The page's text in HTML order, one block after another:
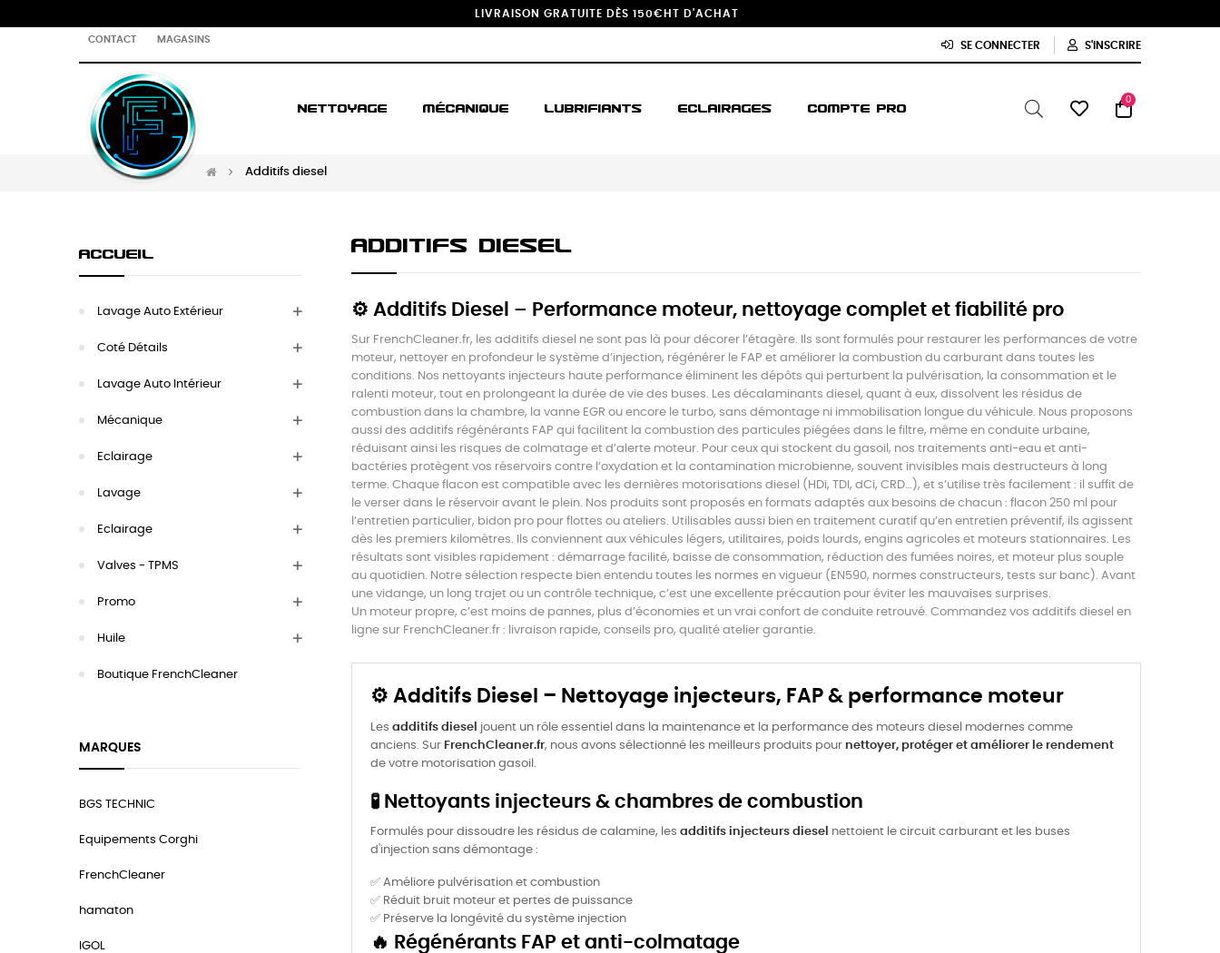
LIVRAISON GRATUITE DÈS 150€HT D'ACHAT
CONTACT MAGASINS
SE CONNECTER S'INSCRIRE
NETTOYAGE MÉCANIQUE LUBRIFIANTS ECLAIRAGES COMPTE PRO
0
Additifs diesel
ACCUEIL
Lavage Auto Extérieur
Coté Détails
Lavage Auto Intérieur
Mécanique
Eclairage
Lavage
Eclairage
Valves - TPMS
Promo
Huile
Boutique FrenchCleaner
MARQUES
BGS TECHNIC
Equipements Corghi
FrenchCleaner
hamaton
IGOL
ADDITIFS DIESEL
⚙️ Additifs Diesel – Performance moteur, nettoyage complet et fiabilité pro
Sur FrenchCleaner.fr, les additifs diesel ne sont pas là pour décorer l’étagère. Ils sont formulés pour restaurer les performances de votre
moteur, nettoyer en profondeur le système d’injection, régénérer le FAP et améliorer la combustion du carburant dans toutes les
conditions. Nos nettoyants injecteurs haute performance éliminent les dépôts qui perturbent la pulvérisation, la consommation et le
ralenti moteur, tout en prolongeant la durée de vie des buses. Les décalaminants diesel, quant à eux, dissolvent les résidus de
combustion dans la chambre, la vanne EGR ou encore le turbo, sans démontage ni immobilisation longue du véhicule. Nous proposons
aussi des additifs régénérants FAP qui facilitent la combustion des particules piégées dans le filtre, même en conduite urbaine,
réduisant ainsi les risques de colmatage et d’alerte moteur. Pour ceux qui stockent du gasoil, nos traitements anti-eau et anti-
bactéries protègent vos réservoirs contre l’oxydation et la contamination microbienne, souvent invisibles mais destructeurs à long
terme. Chaque flacon est compatible avec les dernières motorisations diesel (HDi, TDI, dCi, CRD…), et s’utilise très facilement : il suffit de
le verser dans le réservoir avant le plein. Nos produits sont proposés en formats adaptés aux besoins de chacun : flacon 250 ml pour
l’entretien particulier, bidon pro pour flottes ou ateliers. Utilisables aussi bien en traitement curatif qu’en entretien préventif, ils agissent
dès les premiers kilomètres. Ils conviennent aux véhicules légers, utilitaires, poids lourds, engins agricoles et moteurs stationnaires. Les
résultats sont visibles rapidement : démarrage facilité, baisse de consommation, réduction des fumées noires, et moteur plus souple
au quotidien. Notre sélection respecte bien entendu toutes les normes en vigueur (EN590, normes constructeurs, tests sur banc). Avant
une vidange, un long trajet ou un contrôle technique, c’est une excellente précaution pour éviter les mauvaises surprises.
Un moteur propre, c’est moins de pannes, plus d’économies et un vrai confort de conduite retrouvé. Commandez vos additifs diesel en
ligne sur FrenchCleaner.fr : livraison rapide, conseils pro, qualité atelier garantie.
⚙️ Additifs Diesel – Nettoyage injecteurs, FAP & performance moteur
Les additifs diesel
jouent un rôle essentiel dans la maintenance et la performance des moteurs diesel modernes comme
anciens. Sur FrenchCleaner.fr, nous avons sélectionné les meilleurs produits pour nettoyer, protéger et améliorer le rendement
de votre motorisation gasoil.
🧪 Nettoyants injecteurs & chambres de combustion
Formulés pour dissoudre les résidus de calamine, les additifs injecteurs diesel
nettoient le circuit carburant et les buses
d'injection sans démontage :
✅ Améliore pulvérisation et combustion
✅ Réduit bruit moteur et pertes de puissance
✅ Préserve la longévité du système injection
🔥 Régénérants FAP et anti-colmatage